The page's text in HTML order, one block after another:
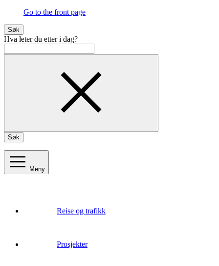
Go to the front page
Søk
Hva leter du etter i dag?
Søk
Meny
Reise og trafikk
Prosjekter